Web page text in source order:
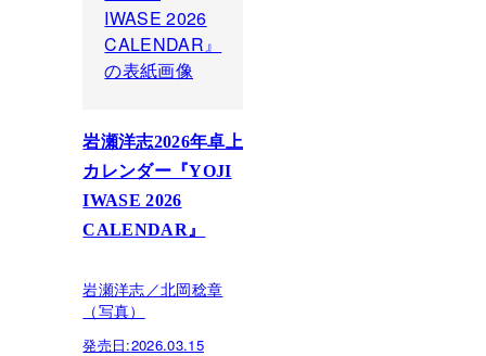
岩瀬洋志2026年卓上
カレンダー『YOJI
IWASE 2026
CALENDAR』
岩瀬洋志／北岡稔章
（写真）
発売日:2026.03.15